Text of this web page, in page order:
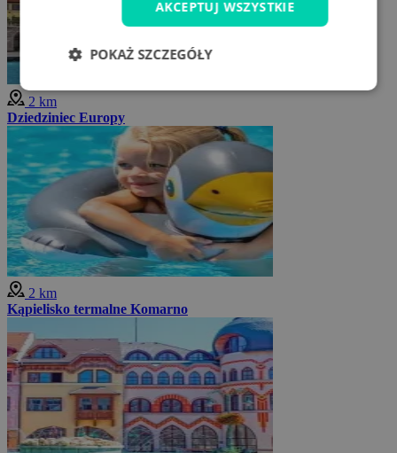
2 km
Dziedziniec Europy
2 km
Kąpielisko termalne Komarno
AKCEPTUJ WSZYSTKIE
POKAŻ SZCZEGÓŁY